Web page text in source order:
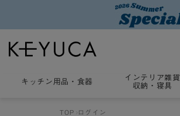
キッチン用品 ・ 食器
インテリア雑貨
収納・寝具
TOP ログイン